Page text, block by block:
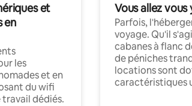
et
en
les
et en
du wifi
dédiés.
Vous allez vous
Parfois,
voyage. Qu'il
cabanes à flanc
de péniches
locations sont
caractéristiques